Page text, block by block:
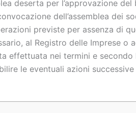
deserta per l’approvazione
dell’assemblea dei
previste per assenza di
al Registro delle Imprese o
effettuata nei termini e
le eventuali azioni